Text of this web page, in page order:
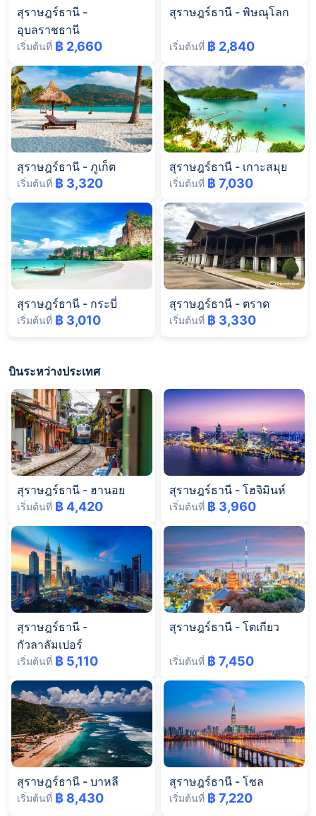
สุราษฎร์ธานี -
อุบลราชธานี
เริ่มต้นที่ ฿ 2,660
สุราษฎร์ธานี - พิษณุโลก
เริ่มต้นที่ ฿ 2,840
สุราษฎร์ธานี - ภูเก็ต
เริ่มต้นที่ ฿ 3,320
สุราษฎร์ธานี - เกาะสมุย
เริ่มต้นที่ ฿ 7,030
สุราษฎร์ธานี - กระบี่
เริ่มต้นที่ ฿ 3,010
สุราษฎร์ธานี - ตราด
เริ่มต้นที่ ฿ 3,330
บินระหว่างประเทศ
สุราษฎร์ธานี - ฮานอย
เริ่มต้นที่ ฿ 4,420
สุราษฎร์ธานี - โฮจิมินห์
เริ่มต้นที่ ฿ 3,960
สุราษฎร์ธานี -
กัวลาลัมเปอร์
เริ่มต้นที่ ฿ 5,110
สุราษฎร์ธานี - โตเกียว
เริ่มต้นที่ ฿ 7,450
สุราษฎร์ธานี - บาหลี
เริ่มต้นที่ ฿ 8,430
สุราษฎร์ธานี - โซล
เริ่มต้นที่ ฿ 7,220